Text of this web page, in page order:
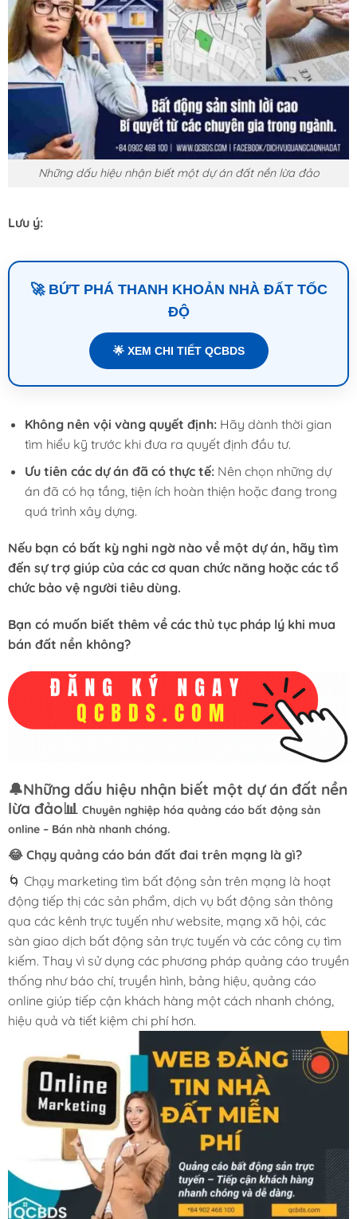
Những dấu hiệu nhận biết một dự án đất nền lừa đảo
Lưu ý:
🚀 BỨT PHÁ THANH KHOẢN NHÀ ĐẤT TỐC
ĐỘ
🌟 XEM CHI TIẾT QCBDS
Không nên vội vàng quyết định:Hãy dành thời gian
tìm hiểu kỹ trước khi đưa ra quyết định đầu tư.
Ưu tiên các dự án đã có thực tế:Nên chọn những dự
án đã có hạ tầng, tiện ích hoàn thiện hoặc đang trong
quá trình xây dựng.
Nếu bạn có bất kỳ nghi ngờ nào về một dự án, hãy tìm
đến sự trợ giúp của các cơ quan chức năng hoặc các tổ
chức bảo vệ người tiêu dùng.
Bạn có muốn biết thêm về các thủ tục pháp lý khi mua
bán đất nền không?
🔔Những dấu hiệu nhận biết một dự án đất nền
lừa đảo📊 Chuyên nghiệp hóa quảng cáo bất động sản
online – Bán nhà nhanh chóng.
😂 Chạy quảng cáo bán đất đai trên mạng là gì?
🌀 Chạy marketing tìm bất động sản trên mạng là hoạt
động tiếp thị các sản phẩm, dịch vụ bất động sản thông
qua các kênh trực tuyến như website, mạng xã hội, các
sàn giao dịch bất động sản trực tuyến và các công cụ tìm
kiếm. Thay vì sử dụng các phương pháp quảng cáo truyền
thống như báo chí, truyền hình, bảng hiệu, quảng cáo
online giúp tiếp cận khách hàng một cách nhanh chóng,
hiệu quả và tiết kiệm chi phí hơn.